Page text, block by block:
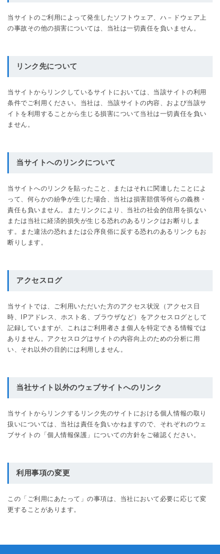
当サイトのご利用によって発生したソフトウェア、ハ－ドウェア上
の事故その他の損害については、当社は一切責任を負いません。
リンク先について
当サイトからリンクしているサイトにおいては、当該サイトの利用
条件でご利用ください。当社は、当該サイトの内容、および当該サ
イトを利用することから生じる損害について当社は一切責任を負い
ません。
当サイトへのリンクについて
当サイトへのリンクを貼ったこと、またはそれに関連したことによ
って、何らかの紛争が生じた場合、当社は損害賠償等何らの義務・
責任も負いません。またリンクにより、当社の社会的信用を損ない
または当社に経済的損失が生じる恐れのあるリンクはお断りしま
す。また違法の恐れまたは公序良俗に反する恐れのあるリンクもお
断りします。
アクセスログ
当サイトでは、ご利用いただいた方のアクセス状況（アクセス日
時、IPアドレス、ホスト名、ブラウザなど）をアクセスログとして
記録していますが、これはご利用者さま個人を特定できる情報では
ありません。アクセスログはサイトの内容向上のための分析に用
い、それ以外の目的には利用しません。
当社サイト以外のウェブサイトへのリンク
当サイトからリンクするリンク先のサイトにおける個人情報の取り
扱いについては、当社は責任を負いかねますので、それぞれのウェ
ブサイトの「個人情報保護」についての方針をご確認ください。
利用事項の変更
この「ご利用にあたって」の事項は、当社において必要に応じて変
更することがあります。